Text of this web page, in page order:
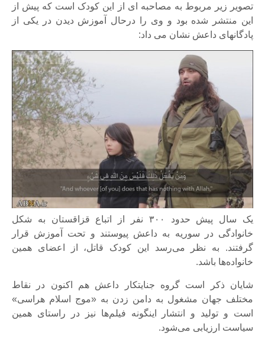
تصویر زیر مربوط به مصاحبه ای از این کودک است که پیش از
این منتشر شده بود و وی را درحال آموزش دیدن در یکی از
پادگانهای داعش نشان می داد:
یک سال پیش حدود ۳۰۰ نفر از اتباع قزاقستان به شکل
خانوادگی در سوریه به داعش پیوستند و تحت آموزش قرار
گرفتند. به نظر می‌رسد این کودک قاتل، از اعضای همین
خانواده‌ها باشد.
شایان ذکر است گروه جنایتکار داعش هم اکنون در نقاط
مختلف جهان مشغول به دامن زدن به «موج اسلام هراسی»
است و تولید و انتشار اینگونه فیلم‌ها نیز در راستای همین
سیاست ارزیابی می‌شود.